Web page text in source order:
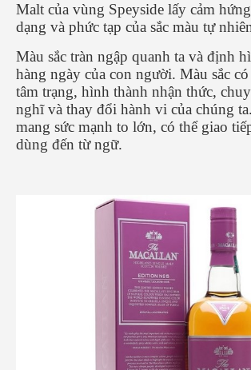
Malt của vùng Speyside lấy cảm
dạng và phức tạp của sắc màu tự
Màu sắc tràn ngập quanh ta và định
hàng ngày của con người. Màu sắc
tâm trạng, hình thành nhận thức,
nghĩ và thay đổi hành vi của chúng
mang sức mạnh to lớn, có thể giao
dùng đến từ ngữ.